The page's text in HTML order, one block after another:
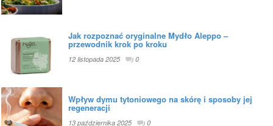
Jak rozpoznać oryginalne Mydło Aleppo –
przewodnik krok po kroku
12 listopada 2025 0
Wpływ dymu tytoniowego na skórę i sposoby jej
regeneracji
13 października 2025 0